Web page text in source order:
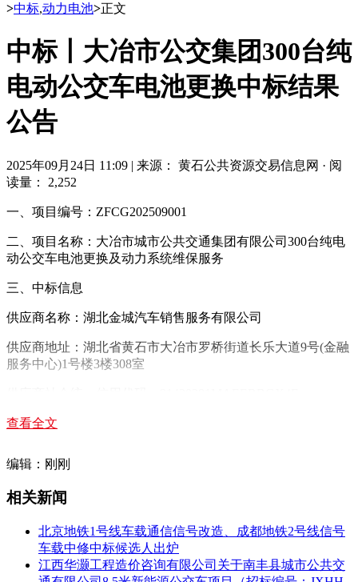
>中标,动力电池>正文
中标丨大冶市公交集团300台纯
电动公交车电池更换中标结果
公告
2025年09月24日 11:09 | 来源： 黄石公共资源交易信息网 · 阅
读量： 2,252
一、项目编号：ZFCG202509001
二、项目名称：大冶市城市公共交通集团有限公司300台纯电
动公交车电池更换及动力系统维保服务
三、中标信息
供应商名称：湖北金城汽车销售服务有限公司
供应商地址：湖北省黄石市大冶市罗桥街道长乐大道9号(金融
服务中心)1号楼3楼308室
中标金额：61677107元
电池更换及动力系统维保服务
服务范围：详见采购文件
查看全文
编辑：刚刚
相关新闻
北京地铁1号线车载通信信号改造、成都地铁2号线信号
车载中修中标候选人出炉
江西华灏工程造价咨询有限公司关于南丰县城市公共交